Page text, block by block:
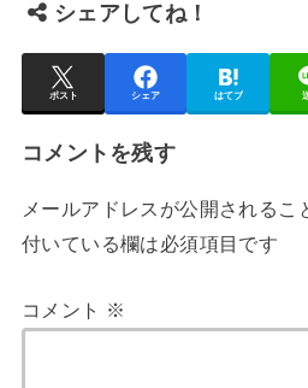
シェアしてね！
ポスト シェア はてブ
コメントを残す
メールアドレスが公開されるこ
付いている欄は必須項目です
コメント ※